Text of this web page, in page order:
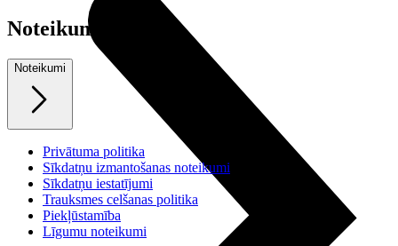
Noteikumi
Noteikumi
Privātuma politika
Sīkdatņu izmantošanas noteikumi
Sīkdatņu iestatījumi
Trauksmes celšanas politika
Piekļūstamība
Līgumu noteikumi